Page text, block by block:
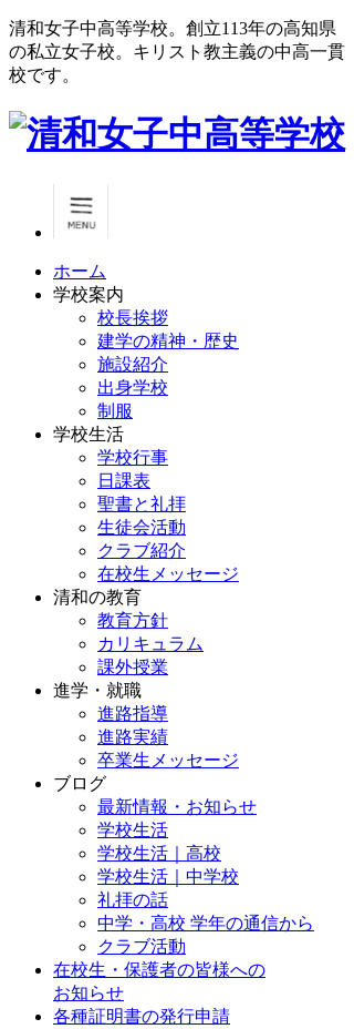
清和女子中高等学校。創立113年の高知県
の私立女子校。キリスト教主義の中高一貫
校です。
ホーム
学校案内
校長挨拶
建学の精神・歴史
施設紹介
出身学校
制服
学校生活
学校行事
日課表
聖書と礼拝
生徒会活動
クラブ紹介
在校生メッセージ
清和の教育
教育方針
カリキュラム
課外授業
進学・就職
進路指導
進路実績
卒業生メッセージ
ブログ
最新情報・お知らせ
学校生活
学校生活｜高校
学校生活｜中学校
礼拝の話
中学・高校 学年の通信から
クラブ活動
在校生・保護者の皆様への
お知らせ
各種証明書の発行申請